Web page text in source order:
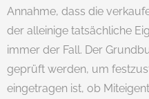
Annahme, dass die
der alleinige tatsächliche
immer der Fall. Der
geprüft werden, um
eingetragen ist, ob